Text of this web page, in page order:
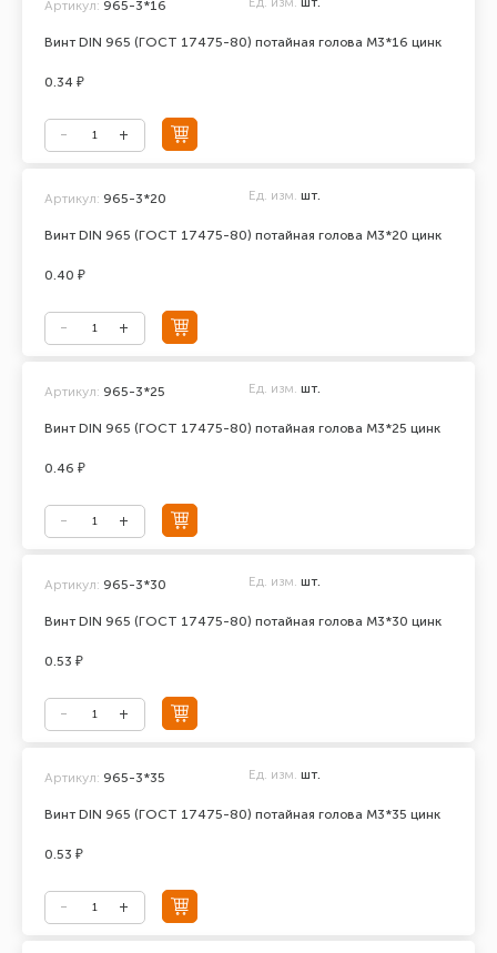
Винт DIN 965 (ГОСТ 17475-80) потайная голова М3*16 цинк
Артикул: 965-3*16
0.34 ₽
Винт DIN 965 (ГОСТ 17475-80) потайная голова М3*20 цинк
Артикул: 965-3*20 Ед. изм. шт.
0.40 ₽
Винт DIN 965 (ГОСТ 17475-80) потайная голова М3*25 цинк
Артикул: 965-3*25 Ед. изм. шт.
0.46 ₽
Винт DIN 965 (ГОСТ 17475-80) потайная голова М3*30 цинк
Артикул: 965-3*30 Ед. изм. шт.
0.53 ₽
Винт DIN 965 (ГОСТ 17475-80) потайная голова М3*35 цинк
Артикул: 965-3*35 Ед. изм. шт.
0.53 ₽